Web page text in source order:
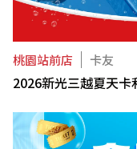
桃園站前店 卡友
2026新光三越夏天